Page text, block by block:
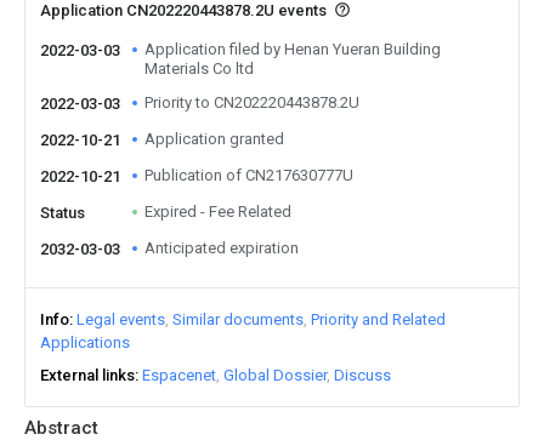
Abstract
Application CN202220443878.2U events
2022-03-03
Application filed by Henan Yueran Building
Materials Co ltd
2022-03-03
Priority to CN202220443878.2U
2022-10-21 Application granted
2022-10-21 Publication of CN217630777U
Status Expired - Fee Related
2032-03-03 Anticipated expiration
Info Legal events Similar documents Priority and Related
Applications
External links Espacenet Global Dossier Discuss